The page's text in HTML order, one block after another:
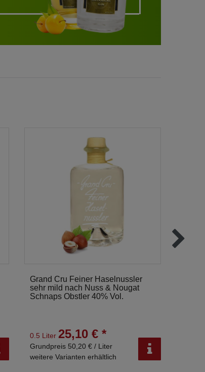
Grand Cru Feiner Haselnussler
sehr mild nach Nuss & Nougat
Schnaps Obstler 40% Vol.
0.5 Liter 25,10 € *
Grundpreis 50,20 € / Liter
weitere Varianten erhältlich